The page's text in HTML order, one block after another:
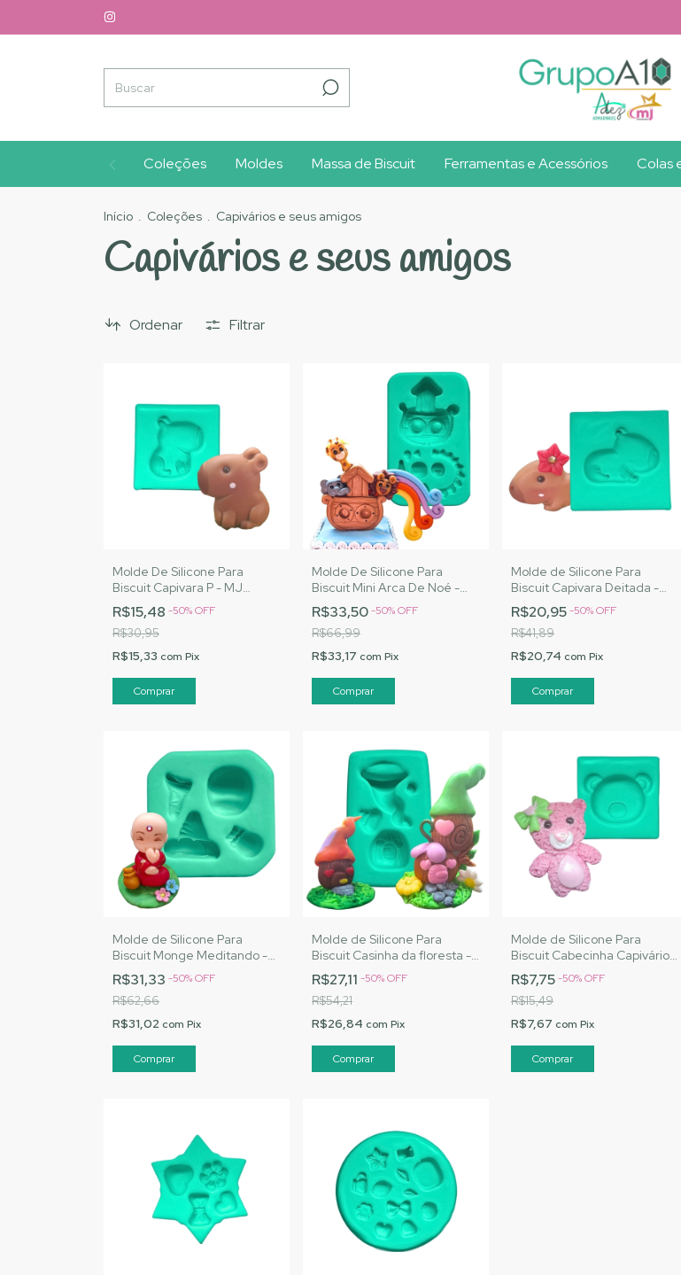
Coleções Moldes Massa de Biscuit Ferramentas e Acessórios Colas
Início . Coleções . Capivários e seus amigos
Capivários e seus amigos
Ordenar Filtrar
Molde De Silicone Para
Biscuit Capivara P - MJ
Artesanatos |Cód. A100
R$15,48 -50%OFF
R$30,95
R$15,33 com Pix
Molde De Silicone Para
Biscuit Mini Arca De Noé -
MJ Artesanatos |Cód. A093
R$33,50-50%OFF
R$66,99
R$33,17 com Pix
Molde de Silicone Para
Biscuit Capivara Deitada -
MJ Artesanatos |Cód. A101
R$20,95-50%OFF
R$41,89
R$20,74 com Pix
Molde de Silicone Para
Biscuit Monge Meditando -
MJ Artesanatos |Cód. A094
R$31,33 -50%OFF
R$62,66
R$31,02 com Pix
Molde de Silicone Para
Biscuit Casinha da floresta -
MJ Artesanatos |Cód. A095
R$27,11 -50%OFF
R$54,21
R$26,84 com Pix
Molde de Silicone Para
Biscuit Cabecinha Capivários
- MJ Artesanatos |Cód. A105
R$7,75-50%OFF
R$15,49
R$7,67 com Pix